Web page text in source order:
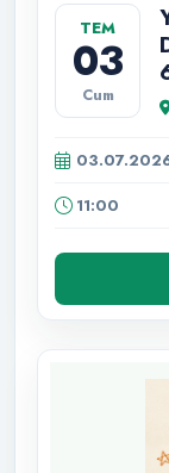
TEM
03
Cum
11:00